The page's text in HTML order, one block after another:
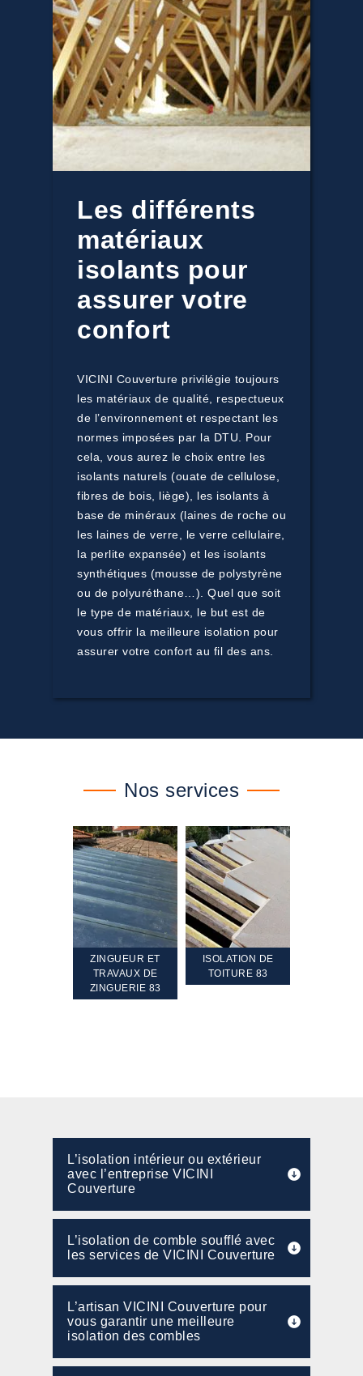
Les différents
matériaux
isolants pour
assurer votre
confort
VICINI Couverture privilégie toujours
les matériaux de qualité, respectueux
de l’environnement et respectant les
normes imposées par la DTU. Pour
cela, vous aurez le choix entre les
isolants naturels (ouate de cellulose,
fibres de bois, liège), les isolants à
base de minéraux (laines de roche ou
les laines de verre, le verre cellulaire,
la perlite expansée) et les isolants
synthétiques (mousse de polystyrène
ou de polyuréthane…). Quel que soit
le type de matériaux, le but est de
vous offrir la meilleure isolation pour
assurer votre confort au fil des ans.
Nos services
ZINGUEUR ET
TRAVAUX DE
ZINGUERIE 83
ISOLATION DE
TOITURE 83
L’isolation intérieur ou extérieur
avec l’entreprise VICINI
Couverture
L’isolation de comble soufflé avec
les services de VICINI Couverture
L’artisan VICINI Couverture pour
vous garantir une meilleure
isolation des combles